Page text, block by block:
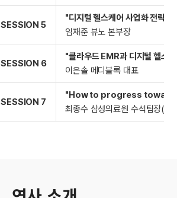
SESSION 5
"디지털 헬스케어 사업화 전략(
임재준 뷰노 본부장
SESSION 6
"클라우드 EMR과 디지털 헬스
이은솔 메디블록 대표
SESSION 7
"How to progress
최종수 삼성의료원 수석팀장